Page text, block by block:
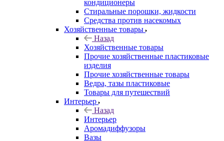
кондиционеры
Стиральные порошки, жидкости
Средства против насекомых
Хозяйственные товары
Назад
Хозяйственные товары
Прочие хозяйственные пластиковые
изделия
Прочие хозяйственные товары
Ведра, тазы пластиковые
Товары для путешествий
Интерьер
Назад
Интерьер
Аромадиффузоры
Вазы